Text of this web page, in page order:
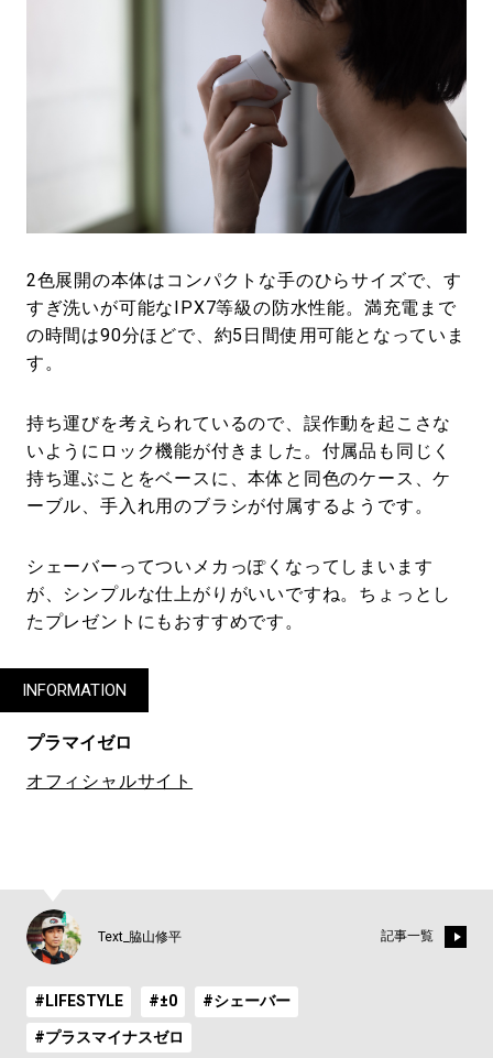
2色展開の本体はコンパクトな手のひらサイズで、す
すぎ洗いが可能なIPX7等級の防水性能。満充電まで
の時間は90分ほどで、約5日間使用可能となっていま
す。
持ち運びを考えられているので、誤作動を起こさな
いようにロック機能が付きました。付属品も同じく
持ち運ぶことをベースに、本体と同色のケース、ケ
ーブル、手入れ用のブラシが付属するようです。
シェーバーってついメカっぽくなってしまいます
が、シンプルな仕上がりがいいですね。ちょっとし
たプレゼントにもおすすめです。
INFORMATION
プラマイゼロ
オフィシャルサイト
Text_脇山修平 記事一覧
#LIFESTYLE #±0 #シェーバー
#プラスマイナスゼロ